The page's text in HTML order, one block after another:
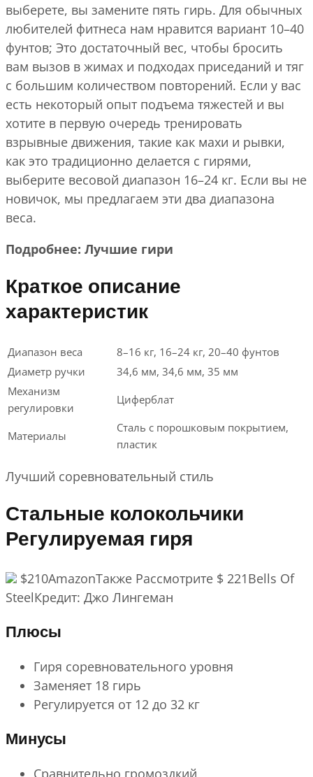
выберете, вы замените пять гирь. Для обычных
любителей фитнеса нам нравится вариант 10–40
фунтов; Это достаточный вес, чтобы бросить
вам вызов в жимах и подходах приседаний и тяг
с большим количеством повторений. Если у вас
есть некоторый опыт подъема тяжестей и вы
хотите в первую очередь тренировать
взрывные движения, такие как махи и рывки,
как это традиционно делается с гирями,
выберите весовой диапазон 16–24 кг. Если вы не
новичок, мы предлагаем эти два диапазона
веса.
Подробнее: Лучшие гири
Краткое описание
характеристик
Диапазон веса
8–16 кг, 16–24 кг, 20–40 фунтов
Диаметр ручки
34,6 мм, 34,6 мм, 35 мм
Механизм
регулировки
Циферблат
Материалы
Сталь с порошковым покрытием,
пластик
Лучший соревновательный стиль
Стальные колокольчики
Регулируемая гиря
$210AmazonТакже Рассмотрите $ 221Bells Of
SteelКредит: Джо Лингеман
Плюсы
Гиря соревновательного уровня
Заменяет 18 гирь
Регулируется от 12 до 32 кг
Минусы
Сравнительно громоздкий